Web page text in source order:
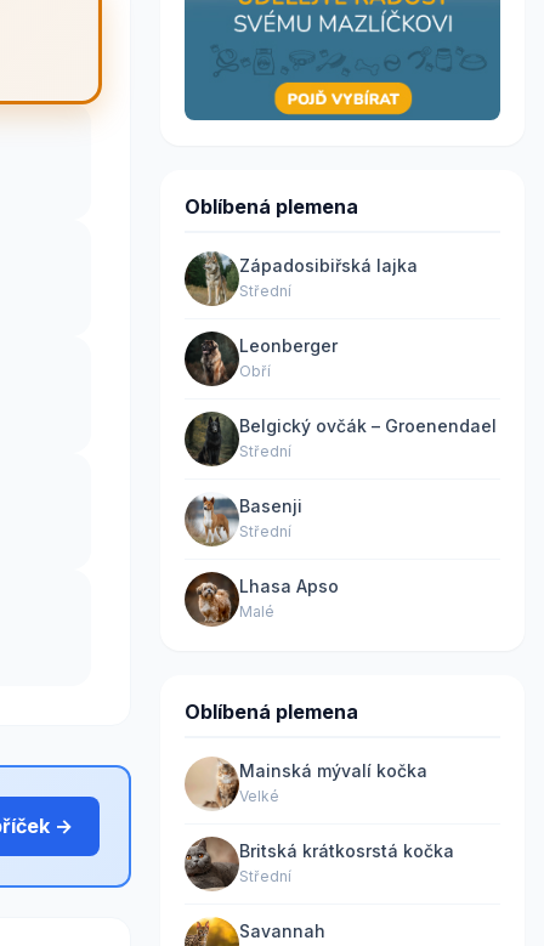
→
Oblíbená plemena
Západosibiřská lajka
Střední
Leonberger
Obří
Belgický ovčák – Groenendael
Střední
Basenji
Střední
Lhasa Apso
Malé
Oblíbená plemena
Mainská mývalí kočka
Velké
Britská krátkosrstá kočka
Střední
Savannah